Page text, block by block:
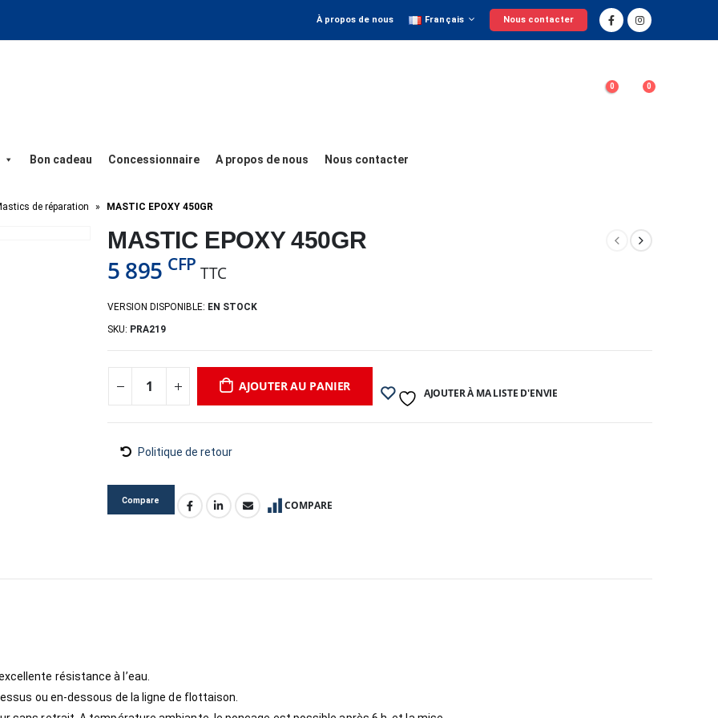
À propos de nous Français Nous contacter
0 0
Bon cadeau Concessionnaire A propos de nous Nous contacter
de réparation » MASTIC EPOXY 450GR
MASTIC EPOXY 450GR
5 895 CFP TTC
VERSION DISPONIBLE: EN STOCK
SKU: PRA219
AJOUTER AU PANIER AJOUTER À MA LISTE D'ENVIE
Politique de retour
Compare COMPARE
résistance à l’eau.
ou en-dessous de la ligne de flottaison.